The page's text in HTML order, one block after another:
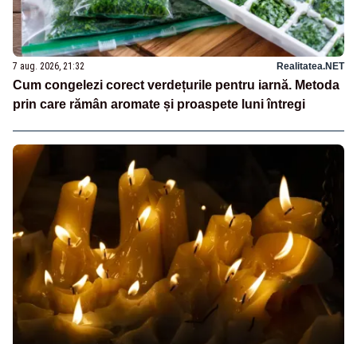
7 aug. 2026, 21:32 Realitatea.NET
Cum congelezi corect verdețurile pentru iarnă. Metoda
prin care rămân aromate și proaspete luni întregi